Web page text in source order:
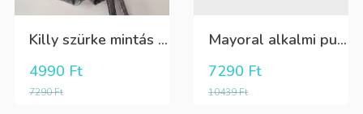
Killy szürke mintás rövidnadrág
7290Ft
4990 Ft
Mayoral alkalmi puha kék élre vasalt nadrág, behúzható derékrésszel
10439Ft
7290 Ft